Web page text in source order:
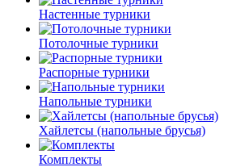
Настенные турники
Потолочные турники
Распорные турники
Напольные турники
Хайлетсы (напольные брусья)
Комплекты